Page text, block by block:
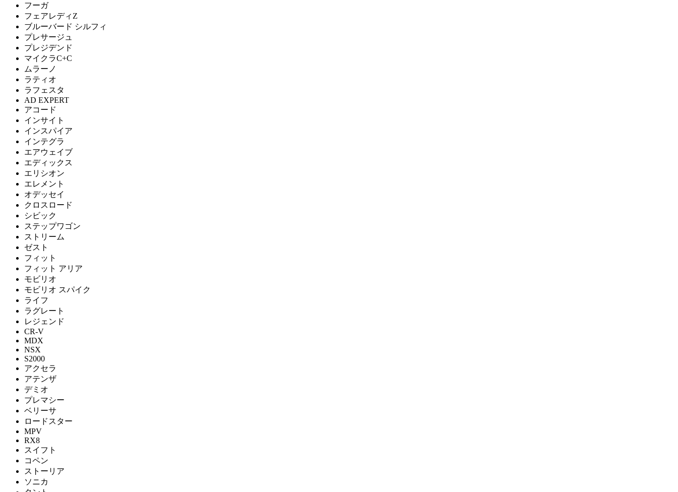
フーガ
フェアレディZ
ブルーバード シルフィ
プレサージュ
プレジデンド
マイクラC+C
ムラーノ
ラティオ
ラフェスタ
AD EXPERT
アコード
インサイト
インスパイア
インテグラ
エアウェイブ
エディックス
エリシオン
エレメント
オデッセイ
クロスロード
シビック
ステップワゴン
ストリーム
ゼスト
フィット
フィット アリア
モビリオ
モビリオ スパイク
ライフ
ラグレート
レジェンド
CR-V
MDX
NSX
S2000
アクセラ
アテンザ
デミオ
プレマシー
ベリーサ
ロードスター
MPV
RX8
スイフト
コペン
ストーリア
ソニカ